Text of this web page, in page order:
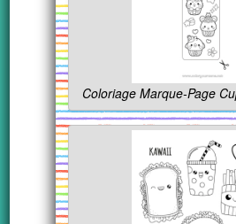
Coloriage Marque-Page